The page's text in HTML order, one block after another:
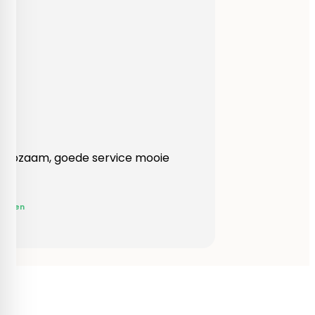
Heel behulpzaam, goede service mooie
Yvonne Claessen